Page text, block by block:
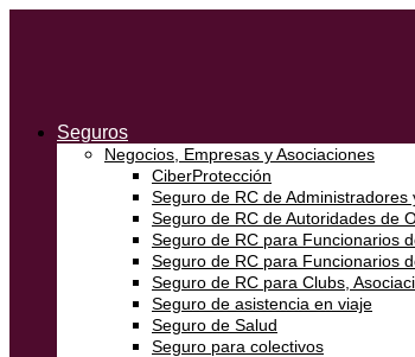
Seguros
Negocios, Empresas y Asociaciones
CiberProtección
Seguro de RC de Administradores
Seguro de RC de Autoridades de
Seguro de RC para Funcionarios
Seguro de RC para Funcionarios
Seguro de RC para Clubs,
Seguro de asistencia en viaje
Seguro de Salud
Seguro para colectivos